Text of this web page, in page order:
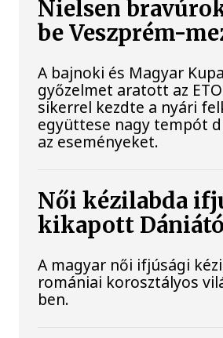
Nielsen
be Veszprém-
A bajnoki és Magyar
győzelmet aratott az
sikerrel kezdte a nyári
együttese nagy tempót
az eseményeket.
Női kézilabda
kikapott
A magyar női ifjúsági
romániai korosztályos
ben.